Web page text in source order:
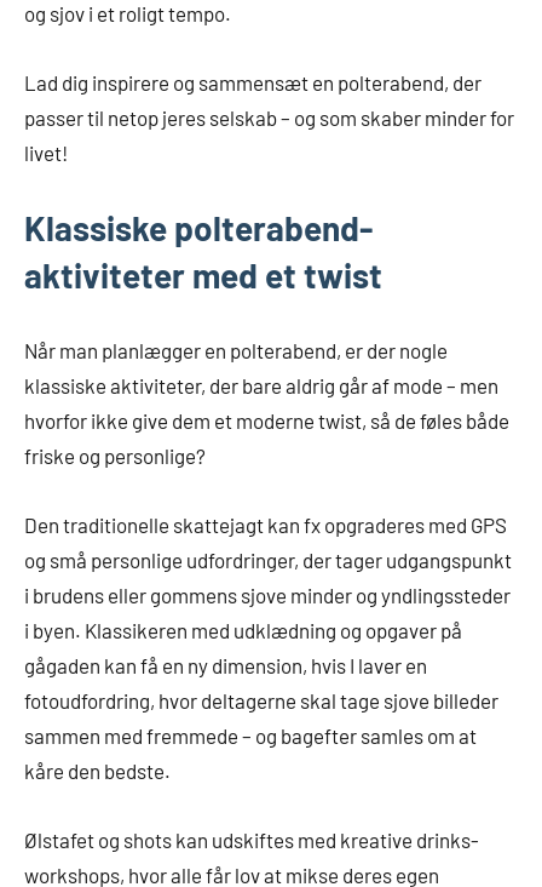
og sjov i et roligt tempo.
Lad dig inspirere og sammensæt en polterabend, der
passer til netop jeres selskab – og som skaber minder for
livet!
Klassiske polterabend-
aktiviteter med et twist
Når man planlægger en polterabend, er der nogle
klassiske aktiviteter, der bare aldrig går af mode – men
hvorfor ikke give dem et moderne twist, så de føles både
friske og personlige?
Den traditionelle skattejagt kan fx opgraderes med GPS
og små personlige udfordringer, der tager udgangspunkt
i brudens eller gommens sjove minder og yndlingssteder
i byen. Klassikeren med udklædning og opgaver på
gågaden kan få en ny dimension, hvis I laver en
fotoudfordring, hvor deltagerne skal tage sjove billeder
sammen med fremmede – og bagefter samles om at
kåre den bedste.
Ølstafet og shots kan udskiftes med kreative drinks-
workshops, hvor alle får lov at mikse deres egen